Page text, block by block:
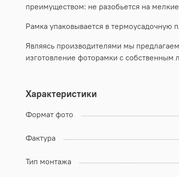
преимуществом: не разобьется на
Рамка упаковывается в термоусадочную
Являясь производителями мы
изготовление фоторамки с собственным
Характеристики
Формат фото
Фактура
Тип монтажа